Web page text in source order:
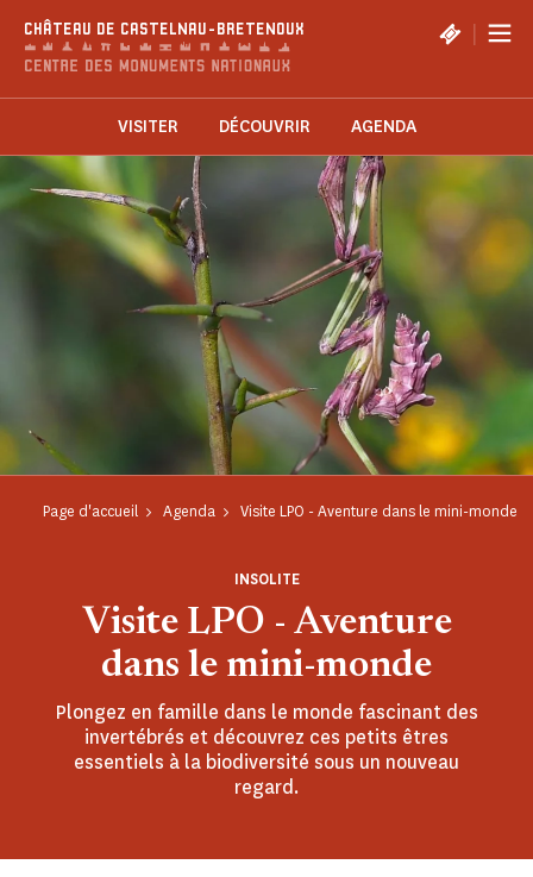
CHÂTEAU DE CASTELNAU-BRETENOUX |
VISITER DÉCOUVRIR AGENDA
Page d'accueil Agenda Visite LPO - Aventure dans le mini-monde
Visite LPO - Aventure
dans le mini-monde
INSOLITE
Plongez en famille dans le monde fascinant des
invertébrés et découvrez ces petits êtres
essentiels à la biodiversité sous un nouveau
regard.